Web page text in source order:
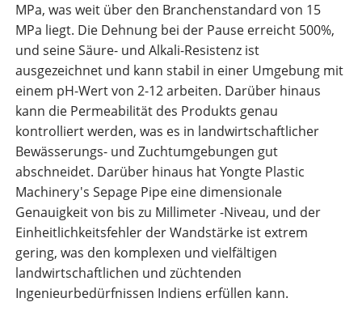
MPa, was weit über den Branchenstandard von 15
MPa liegt. Die Dehnung bei der Pause erreicht 500%,
und seine Säure- und Alkali-Resistenz ist
ausgezeichnet und kann stabil in einer Umgebung mit
einem pH-Wert von 2-12 arbeiten. Darüber hinaus
kann die Permeabilität des Produkts genau
kontrolliert werden, was es in landwirtschaftlicher
Bewässerungs- und Zuchtumgebungen gut
abschneidet. Darüber hinaus hat Yongte Plastic
Machinery's Sepage Pipe eine dimensionale
Genauigkeit von bis zu Millimeter -Niveau, und der
Einheitlichkeitsfehler der Wandstärke ist extrem
gering, was den komplexen und vielfältigen
landwirtschaftlichen und züchtenden
Ingenieurbedürfnissen Indiens erfüllen kann.